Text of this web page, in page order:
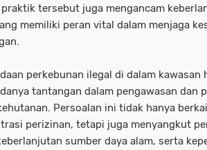
praktik tersebut juga mengancam
memiliki peran vital dalam menjaga
perkebunan ilegal di dalam kawasan
tantangan dalam pengawasan dan
Persoalan ini tidak hanya
perizinan, tetapi juga menyangkut
sumber daya alam, serta